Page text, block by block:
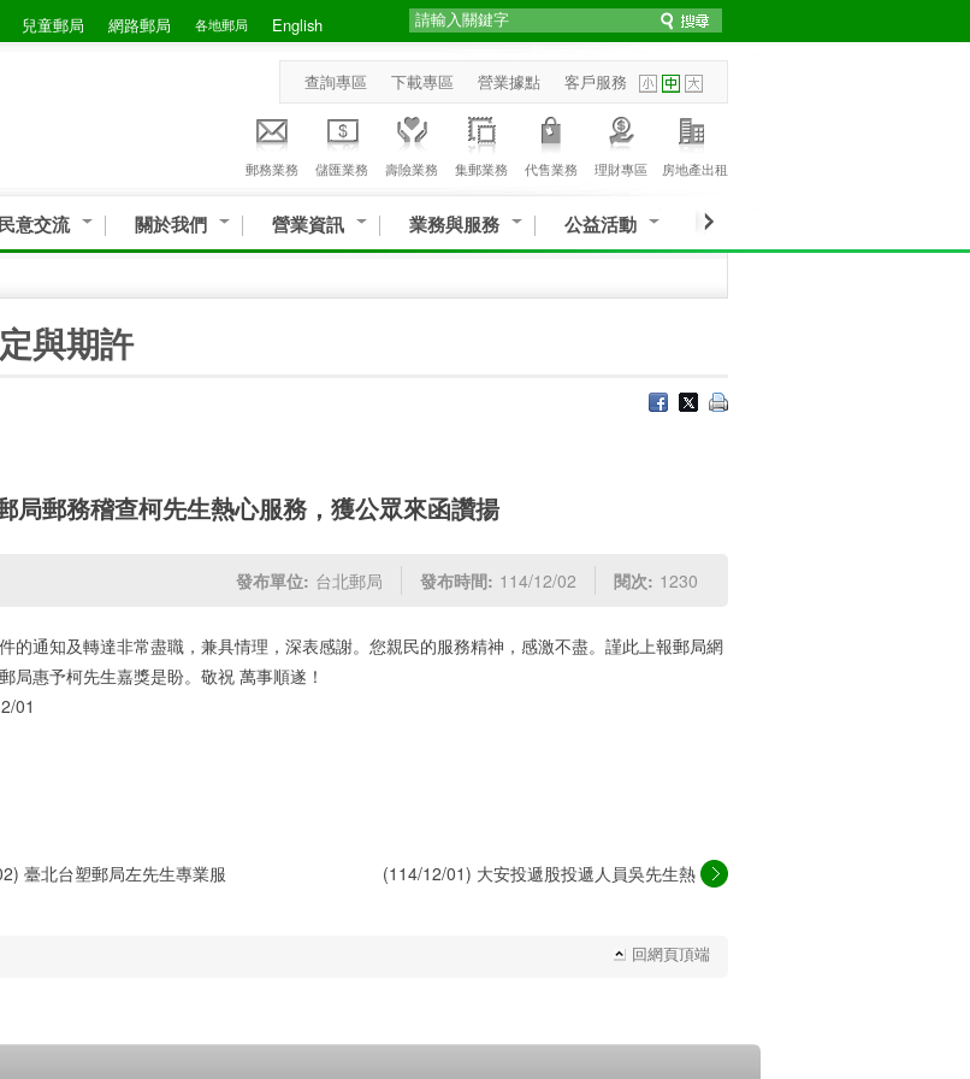
兒童郵局 網路郵局 各地郵局 English
查詢專區 下載專區 營業據點 客戶服務
郵務業務 儲匯業務 壽險業務 集郵業務 代售業務 理財專區 房地產出租
民意交流 關於我們 營業資訊 業務與服務 公益活動
與期許
局郵務稽查柯先生熱心服務，獲公眾來函讚揚
發布單位: 台北郵局 發布時間: 114/12/02 閱次: 1230
的通知及轉達非常盡職，兼具情理，深表感謝。您親民的服務精神，感激不盡。謹此上報郵局網
局惠予柯先生嘉獎是盼。敬祝 萬事順遂！
01
臺北台塑郵局左先生專業服
(114/12/01) 大安投遞股投遞人員吳先生熱
回網頁頂端